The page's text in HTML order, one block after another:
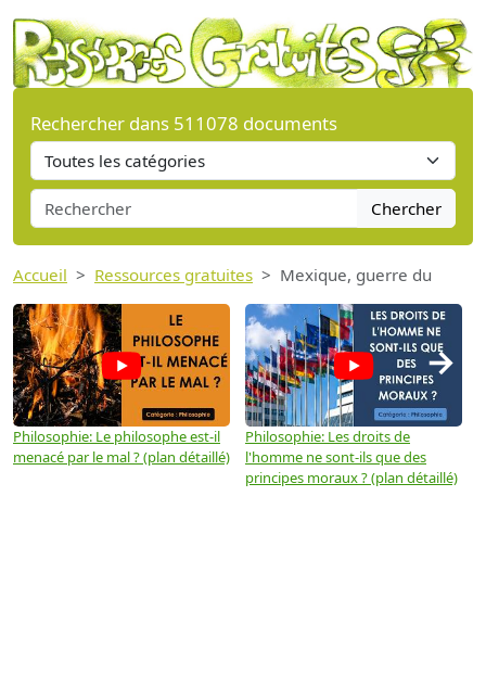
Rechercher dans 511078 documents
Chercher
Accueil Ressources gratuites Mexique, guerre du
Philosophie: Le philosophe est-il
menacé par le mal ? (plan détaillé)
Philosophie: Les droits de
l'homme ne sont-ils que des
principes moraux ? (plan détaillé)
→